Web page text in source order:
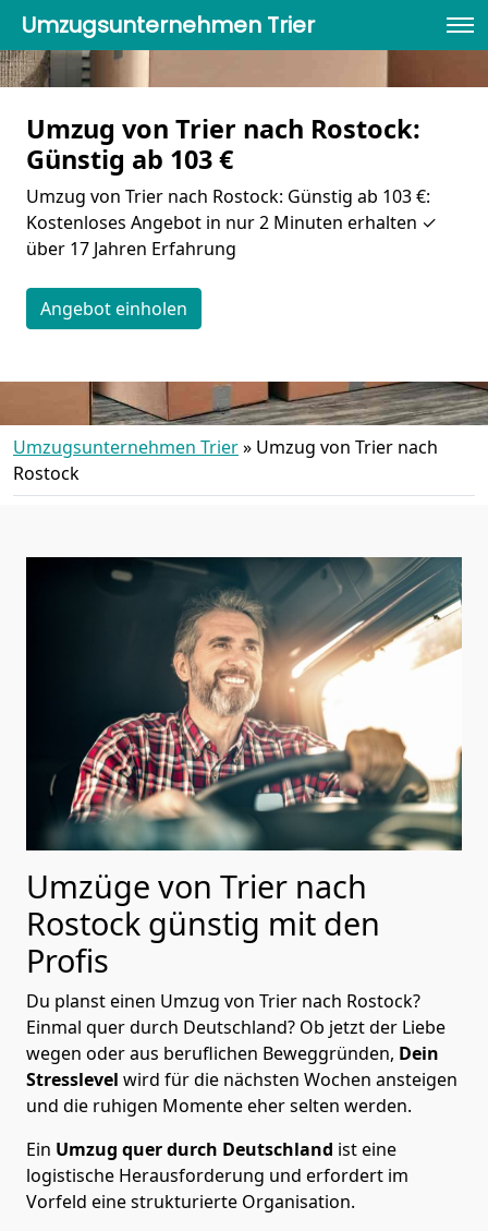
Umzugsunternehmen Trier
Umzug von Trier nach Rostock:
Günstig ab 103 €
Umzug von Trier nach Rostock: Günstig ab 103 €:
Kostenloses Angebot in nur 2 Minuten erhalten ✓
über 17 Jahren Erfahrung
Angebot einholen
Umzugsunternehmen Trier» Umzug von Trier nach
Rostock
Umzüge von Trier nach
Rostock günstig mit den
Profis
Du planst einen Umzug von Trier nach Rostock?
Einmal quer durch Deutschland? Ob jetzt der Liebe
wegen oder aus beruflichen Beweggründen, Dein
Stresslevel wird für die nächsten Wochen ansteigen
und die ruhigen Momente eher selten werden.
Ein Umzug quer durch Deutschland ist eine
logistische Herausforderung und erfordert im
Vorfeld eine strukturierte Organisation.